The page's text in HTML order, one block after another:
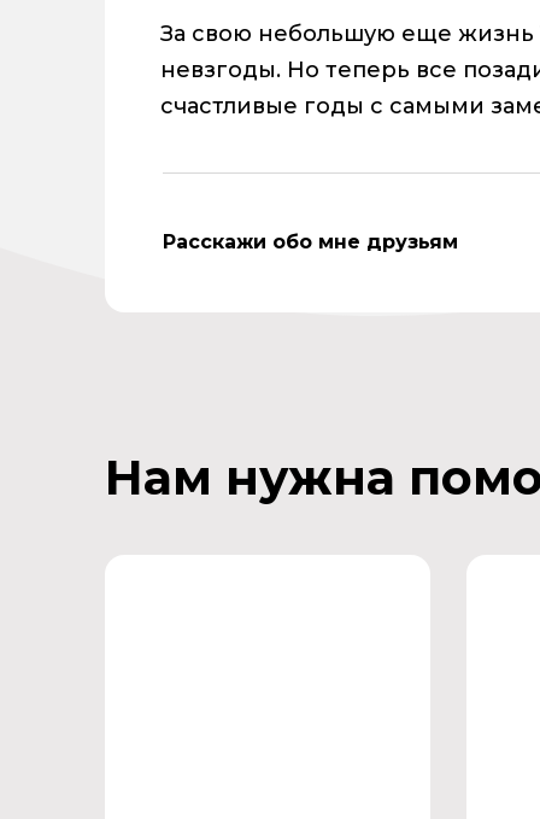
За свою небольшую еще жизнь
невзгоды. Но теперь все
счастливые годы с самыми
Расскажи обо мне друзьям
Нам нужна